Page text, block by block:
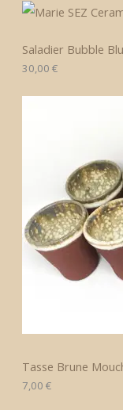
Saladier Bubble
30,00 €
Tasse Brune
7,00 €